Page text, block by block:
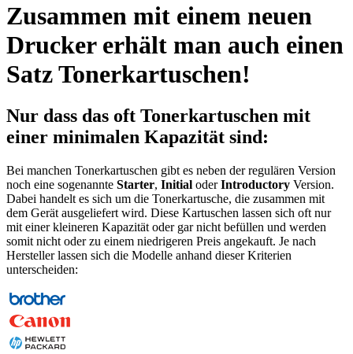
Zusammen mit einem neuen
Drucker erhält man auch einen
Satz Tonerkartuschen!
Nur dass das oft Tonerkartuschen mit
einer minimalen Kapazität sind:
Bei manchen Tonerkartuschen gibt es neben der regulären Version
noch eine sogenannte Starter, Initial oderIntroductory Version.
Dabei handelt es sich um die Tonerkartusche, die zusammen mit
dem Gerät ausgeliefert wird. Diese Kartuschen lassen sich oft nur
mit einer kleineren Kapazität oder gar nicht befüllen und werden
somit nicht oder zu einem niedrigeren Preis angekauft. Je nach
Hersteller lassen sich die Modelle anhand dieser Kriterien
unterscheiden: